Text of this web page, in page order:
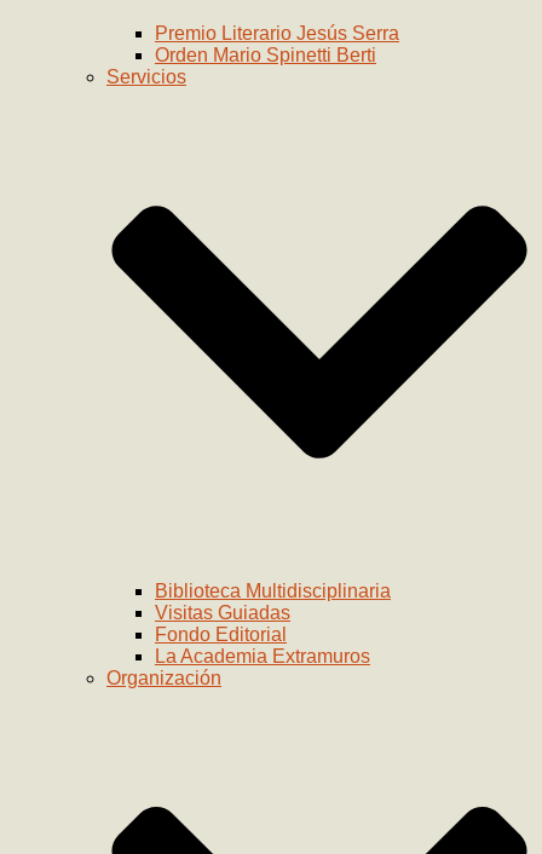
Premio Literario Jesús Serra
Orden Mario Spinetti Berti
Servicios
Biblioteca Multidisciplinaria
Visitas Guiadas
Fondo Editorial
La Academia Extramuros
Organización